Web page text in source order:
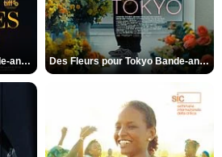
Les Silences de Riyad Bande-annonce VO STFR Des Fleurs pour Tokyo Bande-annonce VO STFR